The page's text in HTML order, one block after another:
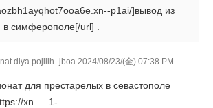
p1ai/]вывод из
в симферополе[/url] .
dlya pojilih_jboa 2024/08/23/(金) 07:38 PM
для престарелых в севастополе
xn—–1-